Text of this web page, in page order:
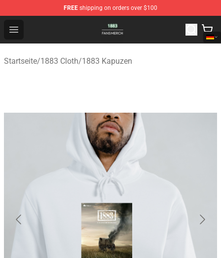
FREE shipping on orders over $100
Open menu
1883 Shop - Official 1883 Merchandise Store
Startseite/1883 Cloth/1883 Kapuzen